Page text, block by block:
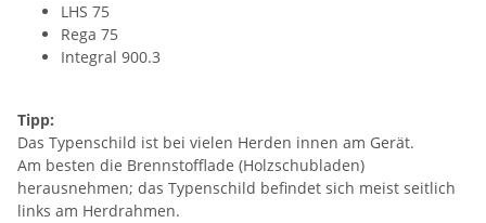
LHS 75
Rega 75
Integral 900.3
Tipp:
Das Typenschild ist bei vielen Herden innen am Gerät.
Am besten die Brennstofflade (Holzschubladen)
herausnehmen; das Typenschild befindet sich meist seitlich
links am Herdrahmen.